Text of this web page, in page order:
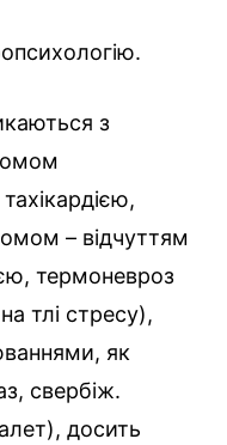
з
– відчуттям
термоневроз
тлі стресу),
як
свербіж.
досить